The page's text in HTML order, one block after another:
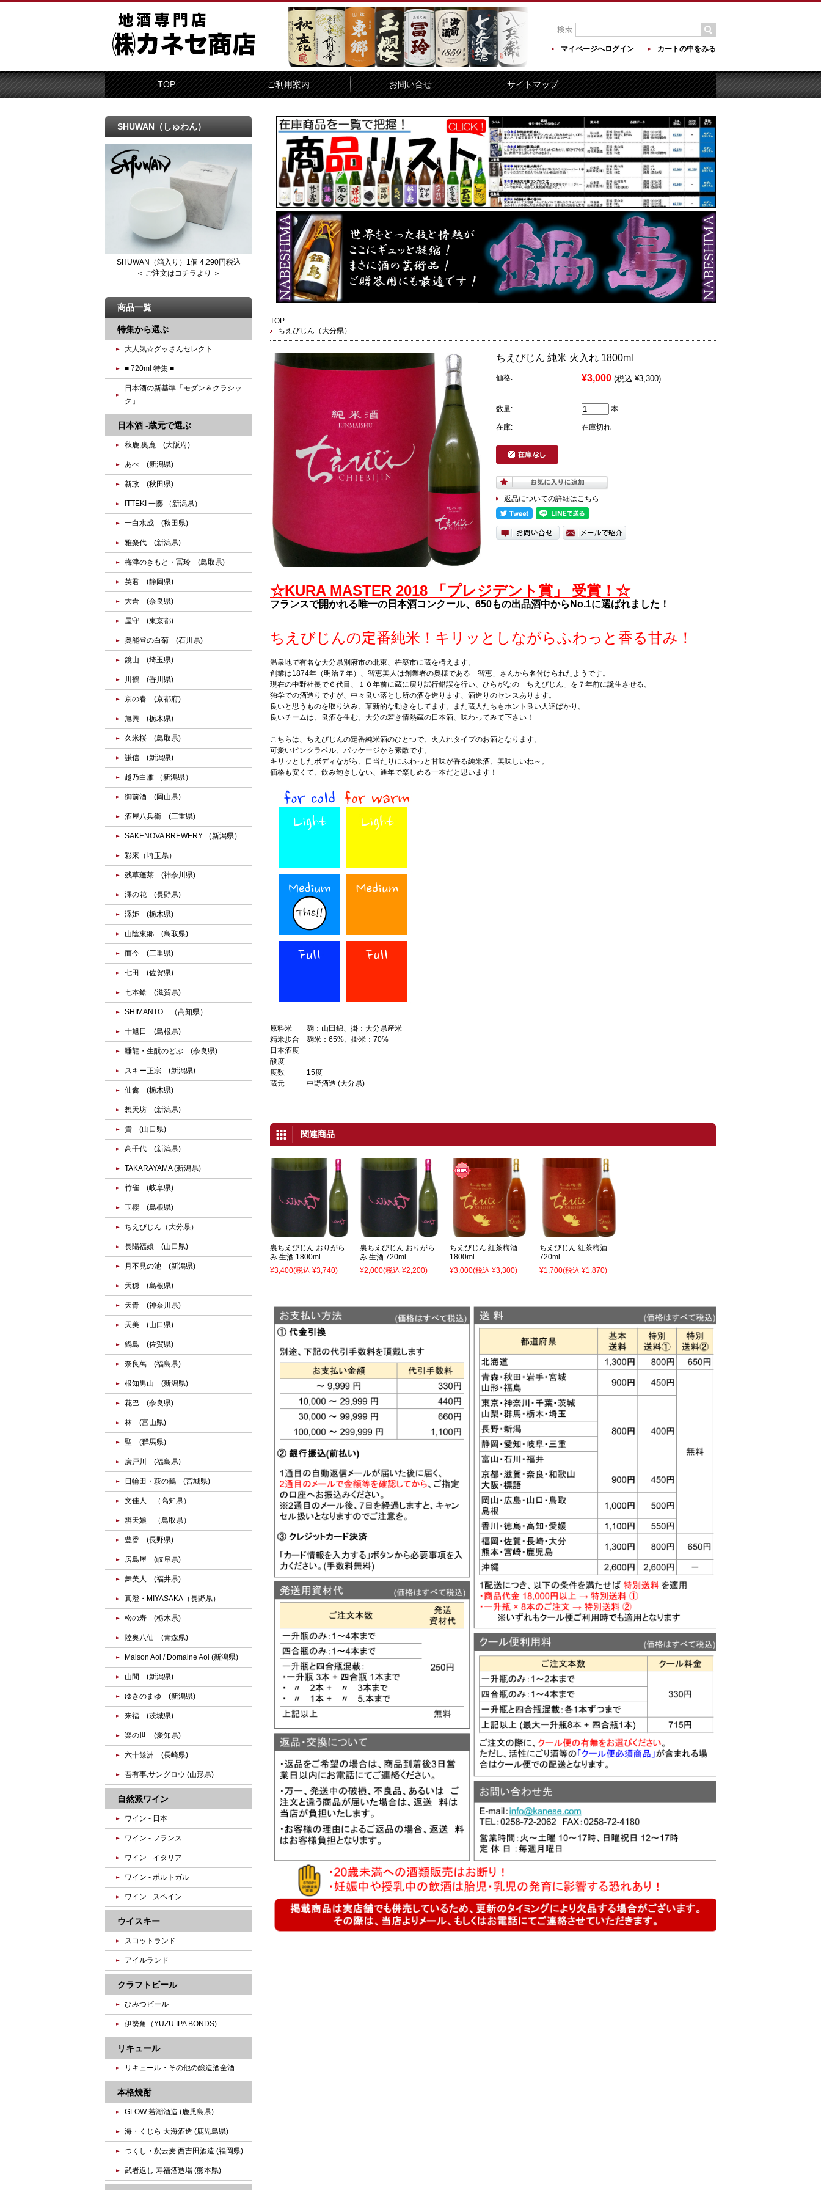
マイページへログイン カートの中をみる
TOP ご利用案内 お問い合せ サイトマップ
TOP
ちえびじん（大分県）
ちえびじん 純米 火入れ 1800ml
価格: ¥3,000 (税込 ¥3,300)
数量: 本
在庫: 在庫切れ
返品についての詳細はこちら
☆KURA MASTER 2018 「プレジデント賞」 受賞！☆
フランスで開かれる唯一の日本酒コンクール、650もの出品酒中からNo.1に選ばれました！
ちえびじんの定番純米！キリッとしながらふわっと香る甘み！
温泉地で有名な大分県別府市の北東、杵築市に蔵を構えます。
創業は1874年（明治７年）、智恵美人は創業者の奥様である「智恵」さんから名付けられたようです。
現在の中野社長で６代目、１０年前に蔵に戻り試行錯誤を行い、ひらがなの「ちえびじん」を７年前に誕生させる。
独学での酒造りですが、中々良い落とし所の酒を造ります、酒造りのセンスあります。
良いと思うものを取り込み、革新的な動きをしてます。また蔵人たちもホント良い人達ばかり。
良いチームは、良酒を生む。大分の若き情熱蔵の日本酒、味わってみて下さい！
こちらは、ちえびじんの定番純米酒のひとつで、火入れタイプのお酒となります。
可愛いピンクラベル、パッケージから素敵です。
キリッとしたボディながら、口当たりにふわっと甘味が香る純米酒、美味しいね～。
価格も安くて、飲み飽きしない、通年で楽しめる一本だと思います！
原料米
麹：山田錦、掛：大分県産米
精米歩合
麹米：65%、掛米：70%
日本酒度
酸度
度数
15度
蔵元
中野酒造 (大分県)
関連商品
裏ちえびじん おりがら
み 生酒 1800ml
¥3,400(税込 ¥3,740)
裏ちえびじん おりがら
み 生酒 720ml
¥2,000(税込 ¥2,200)
ちえびじん 紅茶梅酒
1800ml
¥3,000(税込 ¥3,300)
ちえびじん 紅茶梅酒
720ml
¥1,700(税込 ¥1,870)
SHUWAN（しゅわん）
SHUWAN（箱入り）1個 4,290円税込
＜ ご注文はコチラより ＞
商品一覧
特集から選ぶ
大人気☆グッさんセレクト
■ 720ml 特集 ■
日本酒の新基準「モダン＆クラシッ
ク」
日本酒 -蔵元で選ぶ
秋鹿,奥鹿 (大阪府)
あべ (新潟県)
新政 (秋田県)
ITTEKI 一擲 （新潟県）
一白水成 (秋田県)
雅楽代 (新潟県)
梅津のきもと・冨玲 (鳥取県)
英君 (静岡県)
大倉 (奈良県)
屋守 (東京都)
奥能登の白菊 (石川県)
鏡山 (埼玉県)
川鶴 (香川県)
京の春 (京都府)
旭興 (栃木県)
久米桜 (鳥取県)
謙信 (新潟県)
越乃白雁 （新潟県）
御前酒 (岡山県)
酒屋八兵衛 (三重県)
SAKENOVA BREWERY （新潟県）
彩來（埼玉県）
残草蓬莱 (神奈川県)
澤の花 (長野県)
澤姫 (栃木県)
山陰東郷 (鳥取県)
而今 (三重県)
七田 (佐賀県)
七本鎗 (滋賀県)
SHIMANTO （高知県）
十旭日 (島根県)
睡龍・生酛のどぶ (奈良県)
スキー正宗 (新潟県)
仙禽 (栃木県)
想天坊 (新潟県)
貴 (山口県)
高千代 (新潟県)
TAKARAYAMA (新潟県)
竹雀 (岐阜県)
玉櫻 (島根県)
ちえびじん（大分県）
長陽福娘 (山口県)
月不見の池 (新潟県)
天穏 (島根県)
天青 (神奈川県)
天美 (山口県)
鍋島 (佐賀県)
奈良萬 (福島県)
根知男山 (新潟県)
花巴 (奈良県)
林 (富山県)
聖 (群馬県)
廣戸川 (福島県)
日輪田・萩の鶴 (宮城県)
文佳人 （高知県）
辨天娘 （鳥取県）
豊香 (長野県)
房島屋 (岐阜県)
舞美人 (福井県)
真澄・MIYASAKA（長野県）
松の寿 (栃木県)
陸奥八仙 (青森県)
Maison Aoi / Domaine Aoi (新潟県)
山間 (新潟県)
ゆきのまゆ (新潟県)
来福 (茨城県)
楽の世 (愛知県)
六十餘洲 (長崎県)
吾有事,サングロウ (山形県)
自然派ワイン
ワイン - 日本
ワイン - フランス
ワイン - イタリア
ワイン - ポルトガル
ワイン - スペイン
ウイスキー
スコットランド
アイルランド
クラフトビール
ひみつビール
伊勢角（YUZU IPA BONDS)
リキュール
リキュール・その他の醸造酒全酒
本格焼酎
GLOW 若潮酒造 (鹿児島県)
海・くじら 大海酒造 (鹿児島県)
つくし・釈云麦 西吉田酒造 (福岡県)
武者返し 寿福酒造場 (熊本県)